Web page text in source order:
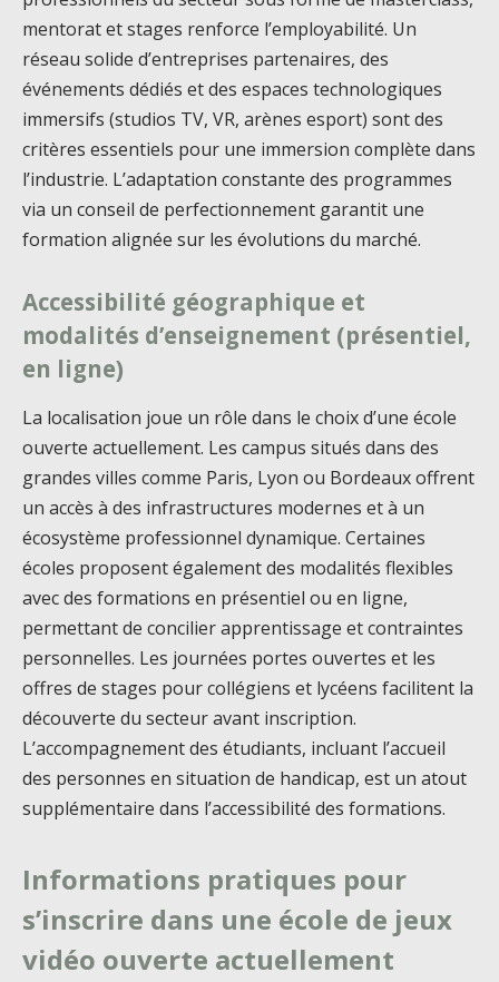
mentorat et stages renforce l’employabilité. Un
réseau solide d’entreprises partenaires, des
événements dédiés et des espaces technologiques
immersifs (studios TV, VR, arènes esport) sont des
critères essentiels pour une immersion complète dans
l’industrie. L’adaptation constante des programmes
via un conseil de perfectionnement garantit une
formation alignée sur les évolutions du marché.
Accessibilité géographique et
modalités d’enseignement (présentiel,
en ligne)
La localisation joue un rôle dans le choix d’une école
ouverte actuellement. Les campus situés dans des
grandes villes comme Paris, Lyon ou Bordeaux offrent
un accès à des infrastructures modernes et à un
écosystème professionnel dynamique. Certaines
écoles proposent également des modalités flexibles
avec des formations en présentiel ou en ligne,
permettant de concilier apprentissage et contraintes
personnelles. Les journées portes ouvertes et les
offres de stages pour collégiens et lycéens facilitent la
découverte du secteur avant inscription.
L’accompagnement des étudiants, incluant l’accueil
des personnes en situation de handicap, est un atout
supplémentaire dans l’accessibilité des formations.
Informations pratiques pour
s’inscrire dans une école de jeux
vidéo ouverte actuellement